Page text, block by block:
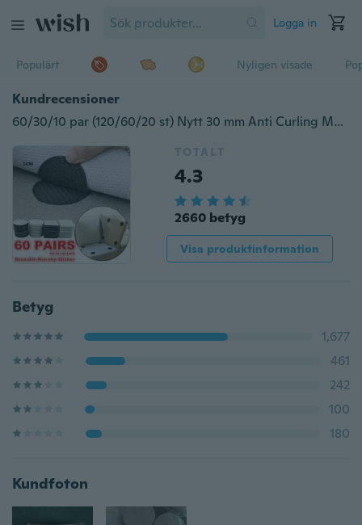
Logga in
Populärt Nyligen visade
Kundrecensioner
60/30/10 par (120/60/20 st) Nytt 30 mm Anti Curling Matte Tejp Matta Gripper Kardborre Fäst mattsoffan och lakanen på plats och håll hörnen plana
TOTALT
4.3
2660 betyg
Visa produktinformation
Betyg
1,677
461
242
100
180
Kundfoton